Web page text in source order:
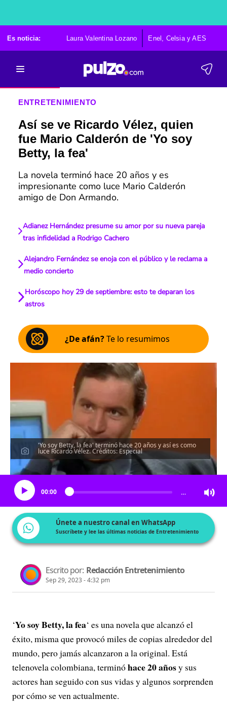
Es noticia: Laura Valentina Lozano Enel, Celsia y AES
ENTRETENIMIENTO
Así se ve Ricardo Vélez, quien
fue Mario Calderón de 'Yo soy
Betty, la fea'
La novela terminó hace 20 años y es
impresionante como luce Mario Calderón
amigo de Don Armando.
Adianez Hernández presume su amor por su nueva pareja
tras infidelidad a Rodrigo Cachero
Alejandro Fernández se enoja con el público y le reclama a
medio concierto
Horóscopo hoy 29 de septiembre: esto te deparan los
astros
¿De afán?Te lo resumimos
'Yo soy Betty, la fea' terminó hace 20 años y así es como
luce Ricardo Vélez. Créditos: Especial
Escucha el artículo
00:00 …
Únete a nuestro canal en WhatsApp
Suscríbete y lee las últimas noticias de Entretenimiento
Escrito por: Redacción Entretenimiento
Sep 29, 2023 - 4:32 pm
‘Yo soy Betty, la fea‘ es una novela que alcanzó el
éxito, misma que provocó miles de copias alrededor del
mundo, pero jamás alcanzaron a la original. Está
telenovela colombiana, terminóhace 20 añosy sus
actores han seguido con sus vidas y algunos sorprenden
por cómo se ven actualmente.